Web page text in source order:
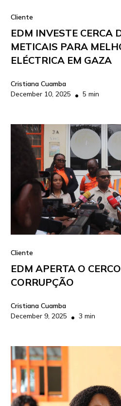
Cliente
EDM INVESTE CERCA
METICAIS PARA
ELÉCTRICA EM GAZA
Cristiana Cuamba
December 10, 2025 • 5 min
Cliente
EDM APERTA O
CORRUPÇÃO
Cristiana Cuamba
December 9, 2025 • 3 min